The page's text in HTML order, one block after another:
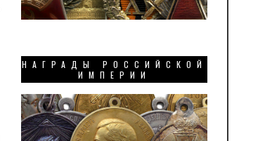
НАГРАДЫ РОССИЙСКОЙ
ИМПЕРИИ